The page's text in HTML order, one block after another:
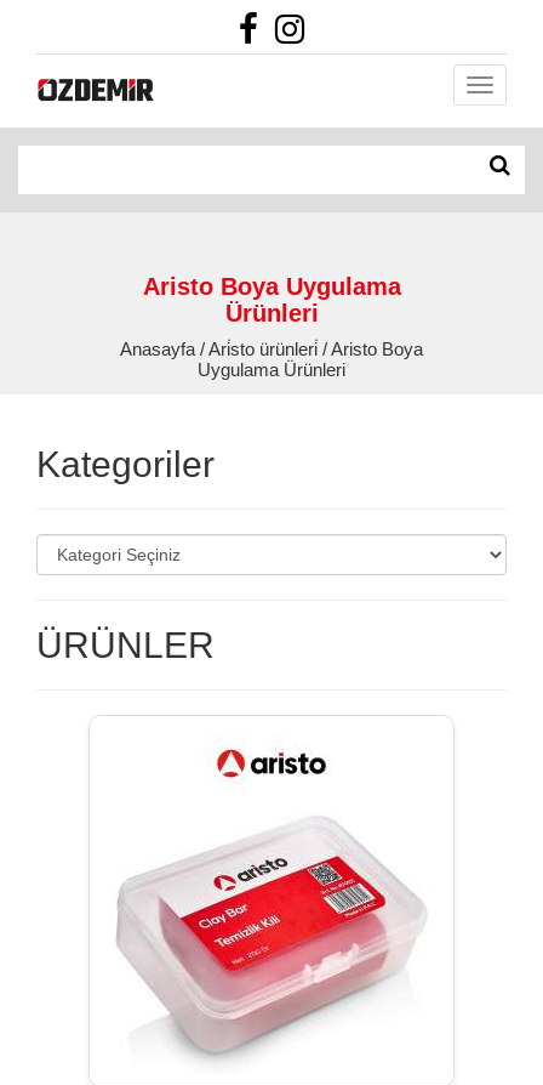
Aristo Boya Uygulama
Ürünleri
Anasayfa / Ari̇sto ürünleri̇ / Aristo Boya
Uygulama Ürünleri
Kategoriler
ÜRÜNLER